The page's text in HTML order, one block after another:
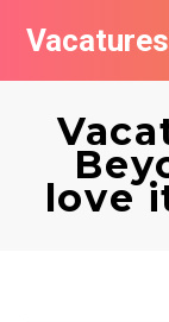
love
Vacatures per
De populairste